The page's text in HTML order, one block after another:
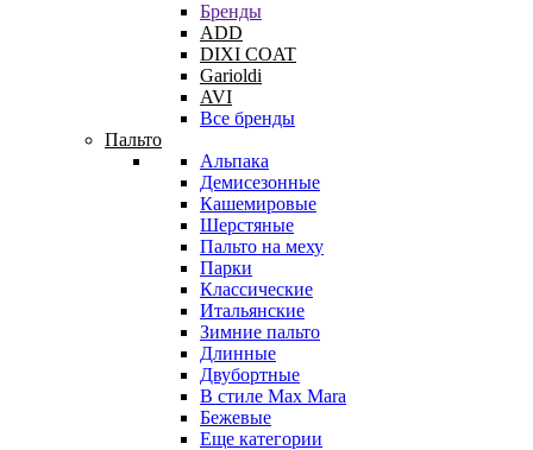
Бренды
ADD
DIXI COAT
Garioldi
AVI
Все бренды
Пальто
Альпака
Демисезонные
Кашемировые
Шерстяные
Пальто на меху
Парки
Классические
Итальянские
Зимние пальто
Длинные
Двубортные
В стиле Max Mara
Бежевые
Еще категории